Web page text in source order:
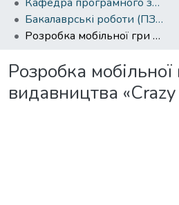
Бакалаврські роботи (ПЗАС)
Розробка мобільної гри для видавництва «Crazy Games»
Розробка
видавництва